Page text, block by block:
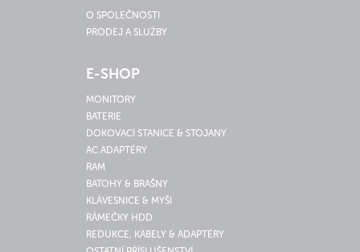
O SPOLEČNOSTI
PRODEJ A SLUŽBY
E-SHOP
MONITORY
BATERIE
DOKOVACÍ STANICE & STOJANY
AC ADAPTÉRY
RAM
BATOHY & BRAŠNY
KLÁVESNICE & MYŠI
RÁMEČKY HDD
REDUKCE, KABELY & ADAPTÉRY